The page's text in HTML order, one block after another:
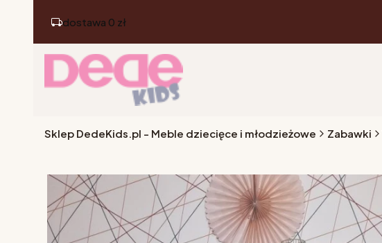
dostawa 0 zł
Sklep DedeKids.pl - Meble dziecięce i młodzieżowe Zabawki